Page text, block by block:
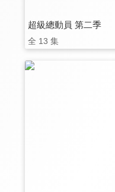
超級總動員 第二季
全 13 集